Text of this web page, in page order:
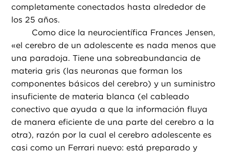
completamente conectados hasta alrededor de
los 25 años.
Como dice la neurocientífica Frances Jensen,
«el cerebro de un adolescente es nada menos que
una paradoja. Tiene una sobreabundancia de
materia gris (las neuronas que forman los
componentes básicos del cerebro) y un suministro
insuficiente de materia blanca (el cableado
conectivo que ayuda a que la información fluya
de manera eficiente de una parte del cerebro a la
otra), razón por la cual el cerebro adolescente es
casi como un Ferrari nuevo: está preparado y